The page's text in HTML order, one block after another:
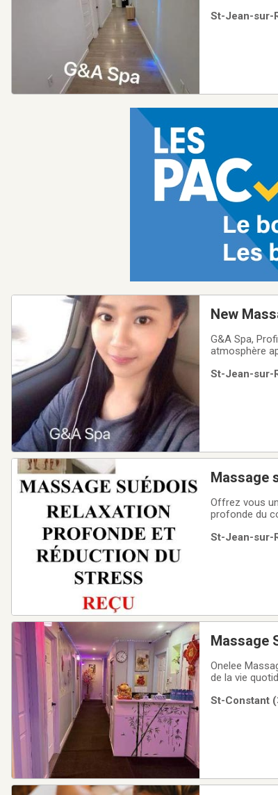
578-
St-Jean-sur-
New
G&A Spa, Profitez de nos massages spécialisés pour vous détendre et vous recharger dans une
atmosphère
We will wait
St-Jean-sur-
Massage
Offrez vous un moment de détente et de
profonde du
jeudi de 09:00
St-Jean-sur-
Massage
Onelee
de la vie
techniques
St-Constant